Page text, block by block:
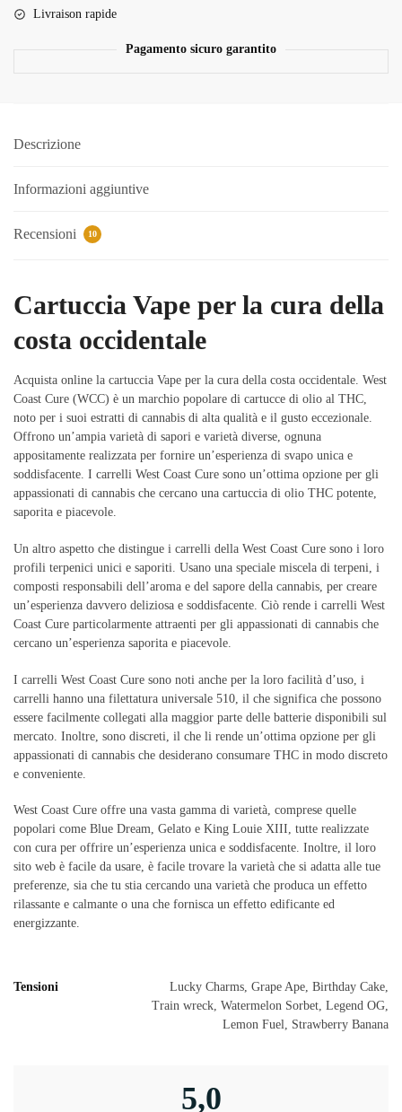
Livraison rapide
Pagamento sicuro garantito
Descrizione
Informazioni aggiuntive
Recensioni 10
Cartuccia Vape per la cura della
costa occidentale
Acquista online la cartuccia Vape per la cura della costa occidentale. West
Coast Cure (WCC) è un marchio popolare di cartucce di olio al THC,
noto per i suoi estratti di cannabis di alta qualità e il gusto eccezionale.
Offrono un’ampia varietà di sapori e varietà diverse, ognuna
appositamente realizzata per fornire un’esperienza di svapo unica e
soddisfacente. I carrelli West Coast Cure sono un’ottima opzione per gli
appassionati di cannabis che cercano una cartuccia di olio THC potente,
saporita e piacevole.
Un altro aspetto che distingue i carrelli della West Coast Cure sono i loro
profili terpenici unici e saporiti. Usano una speciale miscela di terpeni, i
composti responsabili dell’aroma e del sapore della cannabis, per creare
un’esperienza davvero deliziosa e soddisfacente. Ciò rende i carrelli West
Coast Cure particolarmente attraenti per gli appassionati di cannabis che
cercano un’esperienza saporita e piacevole.
I carrelli West Coast Cure sono noti anche per la loro facilità d’uso, i
carrelli hanno una filettatura universale 510, il che significa che possono
essere facilmente collegati alla maggior parte delle batterie disponibili sul
mercato. Inoltre, sono discreti, il che li rende un’ottima opzione per gli
appassionati di cannabis che desiderano consumare THC in modo discreto
e conveniente.
West Coast Cure offre una vasta gamma di varietà, comprese quelle
popolari come Blue Dream, Gelato e King Louie XIII, tutte realizzate
con cura per offrire un’esperienza unica e soddisfacente. Inoltre, il loro
sito web è facile da usare, è facile trovare la varietà che si adatta alle tue
preferenze, sia che tu stia cercando una varietà che produca un effetto
rilassante e calmante o una che fornisca un effetto edificante ed
energizzante.
Tensioni
Lucky Charms, Grape Ape, Birthday Cake,
Train wreck, Watermelon Sorbet, Legend OG,
Lemon Fuel, Strawberry Banana
5,0